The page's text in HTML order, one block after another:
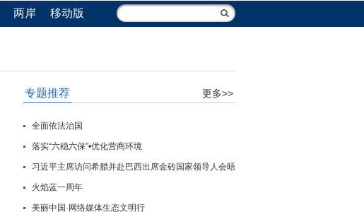
两岸 移动版
专题推荐 更多>>
全面依法治国
落实“六稳六保”•优化营商环境
习近平主席访问希腊并赴巴西出席金砖国家领导人会晤
火焰蓝一周年
美丽中国·网络媒体生态文明行